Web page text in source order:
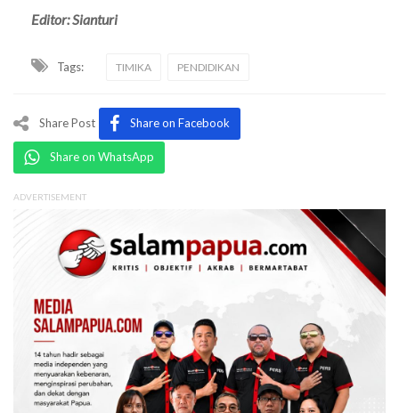
Editor: Sianturi
Tags: TIMIKA PENDIDIKAN
Share Post Share on Facebook
Share on WhatsApp
ADVERTISEMENT